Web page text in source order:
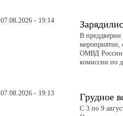
07.08.2026 - 19:14
В преддверии
мероприятие,
ОМВД России
комиссии по
07.08.2026 - 19:13 Грудное
С 3 по 9